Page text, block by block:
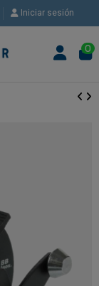
Iniciar sesión
0